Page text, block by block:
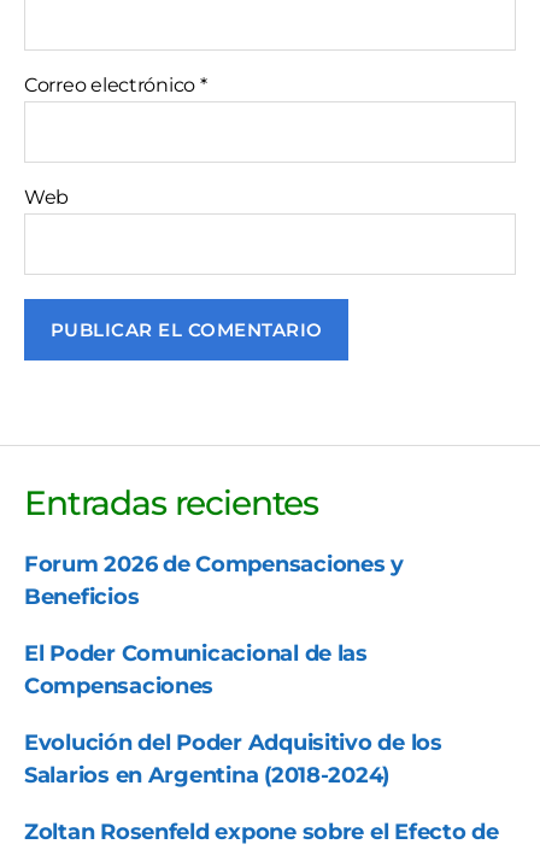
Correo electrónico *
Web
Entradas recientes
Forum 2026 de Compensaciones y
Beneficios
El Poder Comunicacional de las
Compensaciones
Evolución del Poder Adquisitivo de los
Salarios en Argentina (2018-2024)
Zoltan Rosenfeld expone sobre el Efecto de